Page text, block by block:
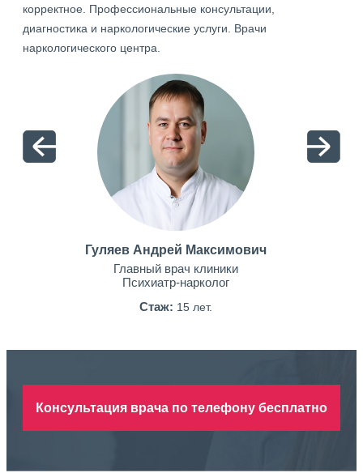
корректное. Профессиональные консультации,
диагностика и наркологические услуги. Врачи
наркологического центра.
Гуляев Андрей Максимович
Главный врач клиники
Психиатр-нарколог
Стаж: 15 лет.
Консультация врача по телефону бесплатно